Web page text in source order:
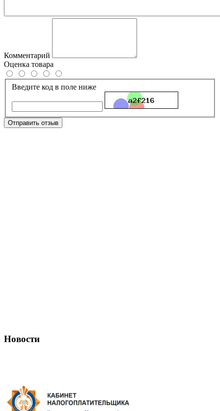
Комментарий
Оценка товара
Введите код в поле ниже
Отправить отзыв
Новости